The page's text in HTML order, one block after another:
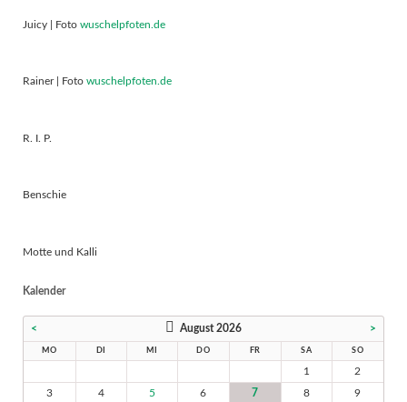
Juicy | Foto wuschelpfoten.de
Rainer | Foto wuschelpfoten.de
R. I. P.
Benschie
Motte und Kalli
Kalender
< August 2026 >
MO DI MI DO FR SA SO
1
2
3
4 5 6 7 8
9